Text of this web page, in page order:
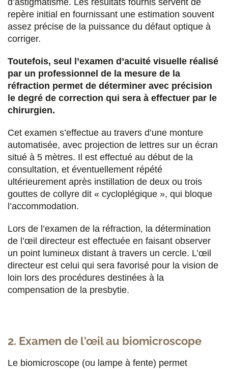
repère initial en fournissant une estimation souvent
assez précise de la puissance du défaut optique à
corriger.
Toutefois, seul l’examen d’acuité visuelle réalisé
par un professionnel de la mesure de la
réfraction permet de déterminer avec précision
le degré de correction qui sera à effectuer par le
chirurgien.
Cet examen s’effectue au travers d’une monture
automatisée, avec projection de lettres sur un écran
situé à 5 mètres. Il est effectué au début de la
consultation, et éventuellement répété
ultérieurement après instillation de deux ou trois
gouttes de collyre dit « cycloplégique », qui bloque
l’accommodation.
Lors de l’examen de la réfraction, la détermination
de l’œil directeur est effectuée en faisant observer
un point lumineux distant à travers un cercle. L’œil
directeur est celui qui sera favorisé pour la vision de
loin lors des procédures destinées à la
compensation de la presbytie.
2. Examen de l'œil au biomicroscope
Le biomicroscope (ou lampe à fente) permet